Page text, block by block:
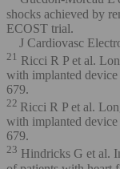
shocks achieved by
ECOST trial.
J Cardiovasc
21 Ricci R P et al.
with implanted
679.
22 Ricci R P et al.
with implanted
679.
23 Hindricks G et al.